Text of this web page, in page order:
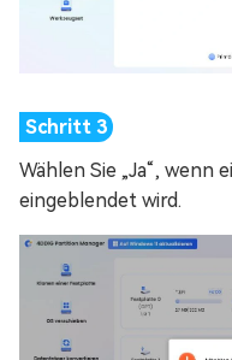
Wählen Sie „Ja“,
eingeblendet wird.